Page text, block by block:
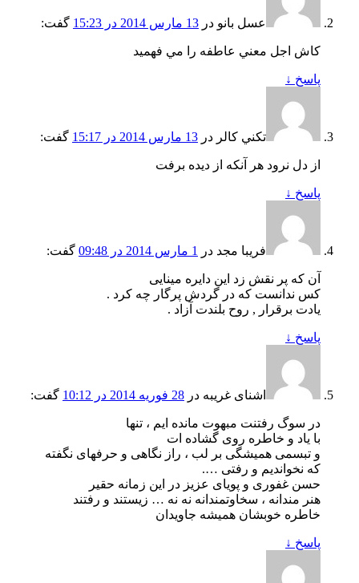
عسل بانو در 13 مارس 2014 در 15:23 گفت:
کاش اجل معني عاطفه را مي فهميد
پاسخ ↓
تکني کالر در 13 مارس 2014 در 15:17 گفت:
از دل نرود هر آنکه از ديده برفت
پاسخ ↓
فریبا مجد در 1 مارس 2014 در 09:48 گفت:
آن که پر نقش زد این دایره مینایی
کس ندانست که در گردش پرگار چه کرد .
یادت برقرار , روح بلندت آزاد .
پاسخ ↓
اشنای غریبه در 28 فوریه 2014 در 10:12 گفت:
در سوگ رفتنت مبهوت مانده ایم ، تنها
با یاد و خاطره روی گشاده ات
و تبسمی همیشگی بر لب ، راز نگاهی و حرفهای نگفته
که نخواندیم و رفتی ….
حسن غفوری و پویای عزیز در این زمانه حقیر
هنر مندانه ، سخاوتمندانه نه نه … زیستند و رفتند
خاطره خوبشان همیشه جاویدان
پاسخ ↓